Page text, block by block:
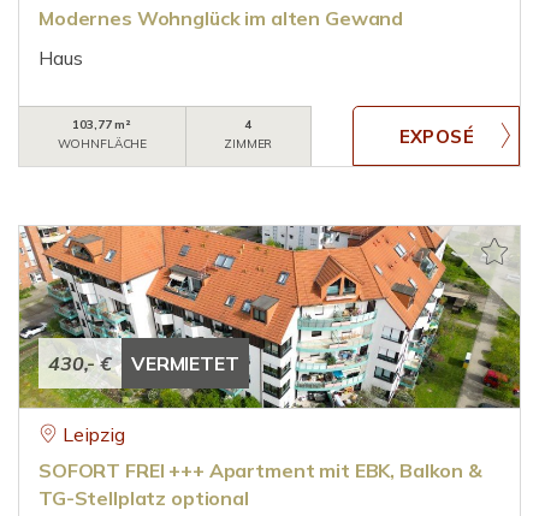
Modernes Wohnglück im alten Gewand
Haus
103,77 m²
WOHNFLÄCHE
4
ZIMMER
430,- € VERMIETET
Leipzig
SOFORT FREI +++ Apartment mit EBK, Balkon &
TG-Stellplatz optional